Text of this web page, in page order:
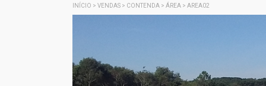
INÍCIO > VENDAS > CONTENDA > ÁREA > AREA02